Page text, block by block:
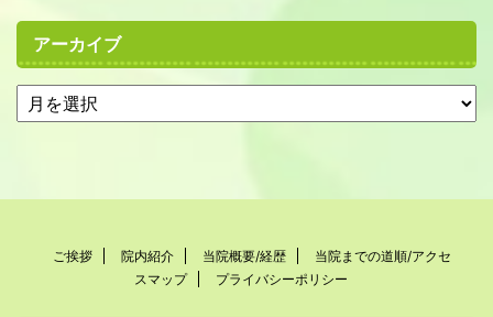
アーカイブ
ご挨拶 院内紹介 当院概要/経歴
当院までの道順/アクセ
スマップ
プライバシーポリシー